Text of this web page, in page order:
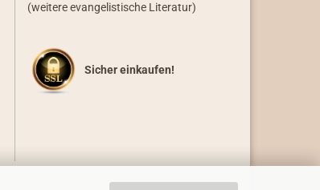
(weitere evangelistische Literatur)
Sicher einkaufen!